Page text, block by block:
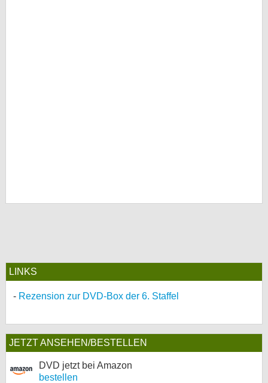
LINKS
Rezension zur DVD-Box der 6. Staffel
JETZT ANSEHEN/BESTELLEN
DVD jetzt bei Amazon
bestellen